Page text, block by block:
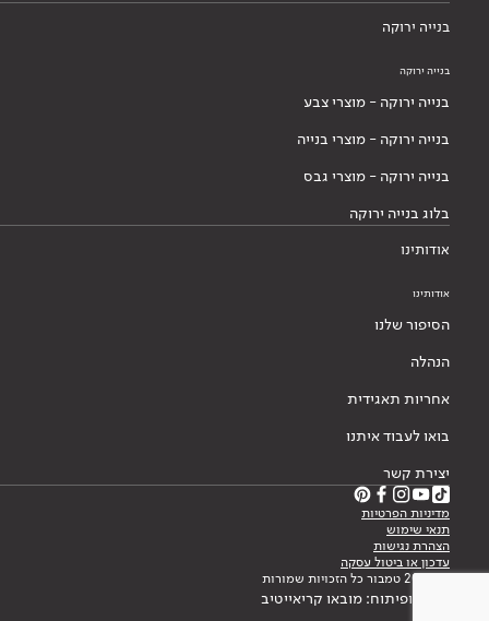
בנייה ירוקה
בנייה ירוקה
בנייה ירוקה - מוצרי צבע
בנייה ירוקה - מוצרי בנייה
בנייה ירוקה - מוצרי גבס
בלוג בנייה ירוקה
אודותינו
אודותינו
הסיפור שלנו
הנהלה
אחריות תאגידית
בואו לעבוד איתנו
יצירת קשר
מדיניות הפרטיות
תנאי שימוש
הצהרת נגישות
עדכון או ביטול עסקה
© 2026 טמבור כל הזכויות שמורות
עיצוב ופיתוח: מובאו קריאייטיב